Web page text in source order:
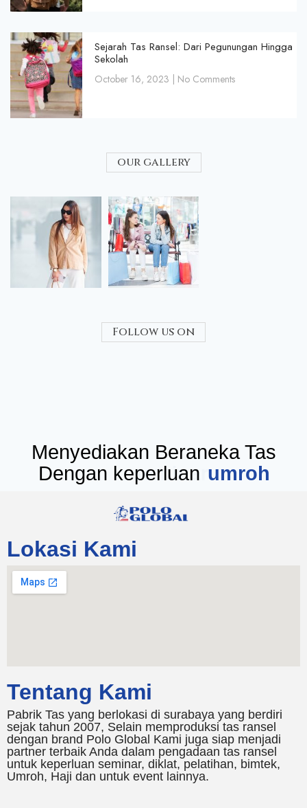
Sejarah Tas Ransel: Dari Pegunungan Hingga
Sekolah
October 16, 2023 No Comments
our gallery
Follow us on
Menyediakan Beraneka Tas
Dengan keperluan
seminar
Lokasi Kami
Tentang Kami
Pabrik Tas yang berlokasi di surabaya yang berdiri
sejak tahun 2007, Selain memproduksi tas ransel
dengan brand Polo Global Kami juga siap menjadi
partner terbaik Anda dalam pengadaan tas ransel
untuk keperluan seminar, diklat, pelatihan, bimtek,
Umroh, Haji dan untuk event lainnya.